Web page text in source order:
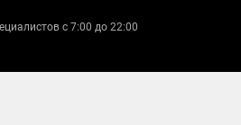
с 7:00 до 22:00